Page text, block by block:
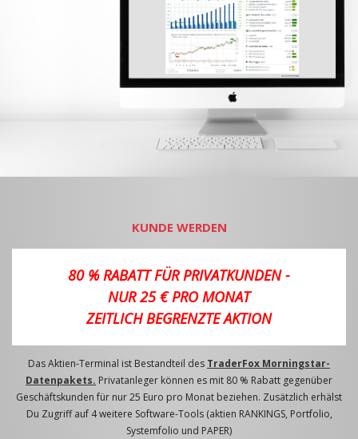
KUNDE WERDEN
80 % RABATT FÜR PRIVATKUNDEN -
NUR 25 € PRO MONAT
ZEITLICH BEGRENZTE AKTION
Das Aktien-Terminal ist Bestandteil des TraderFox Morningstar-
Datenpakets. Privatanleger können es mit 80 % Rabatt gegenüber
Geschäftskunden für nur 25 Euro pro Monat beziehen. Zusätzlich erhälst
Du Zugriff auf 4 weitere Software-Tools (aktien RANKINGS, Portfolio,
Systemfolio und PAPER)